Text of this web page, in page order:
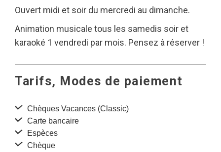
Ouvert midi et soir du mercredi au dimanche.
Animation musicale tous les samedis soir et
karaoké 1 vendredi par mois. Pensez à réserver !
Tarifs, Modes de paiement
Chèques Vacances (Classic)
Carte bancaire
Espèces
Chèque